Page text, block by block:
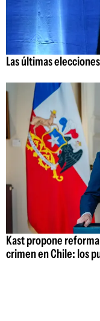
Las últimas
Kast propone
crimen en Chile: los